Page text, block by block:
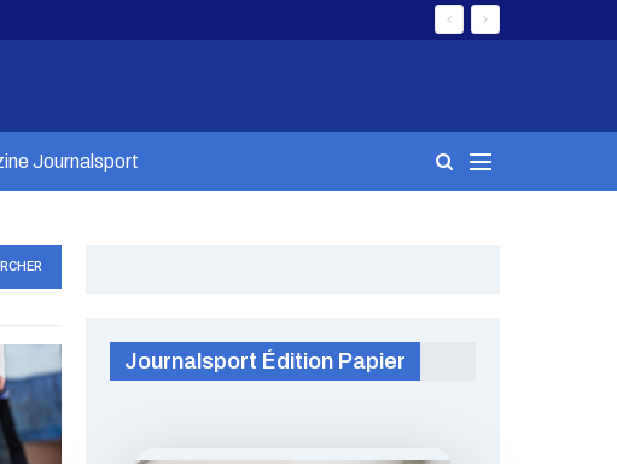
Journalsport
Journalsport Édition Papier